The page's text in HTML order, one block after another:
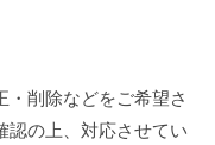
削除などをご希望さ
認の上、対応させてい